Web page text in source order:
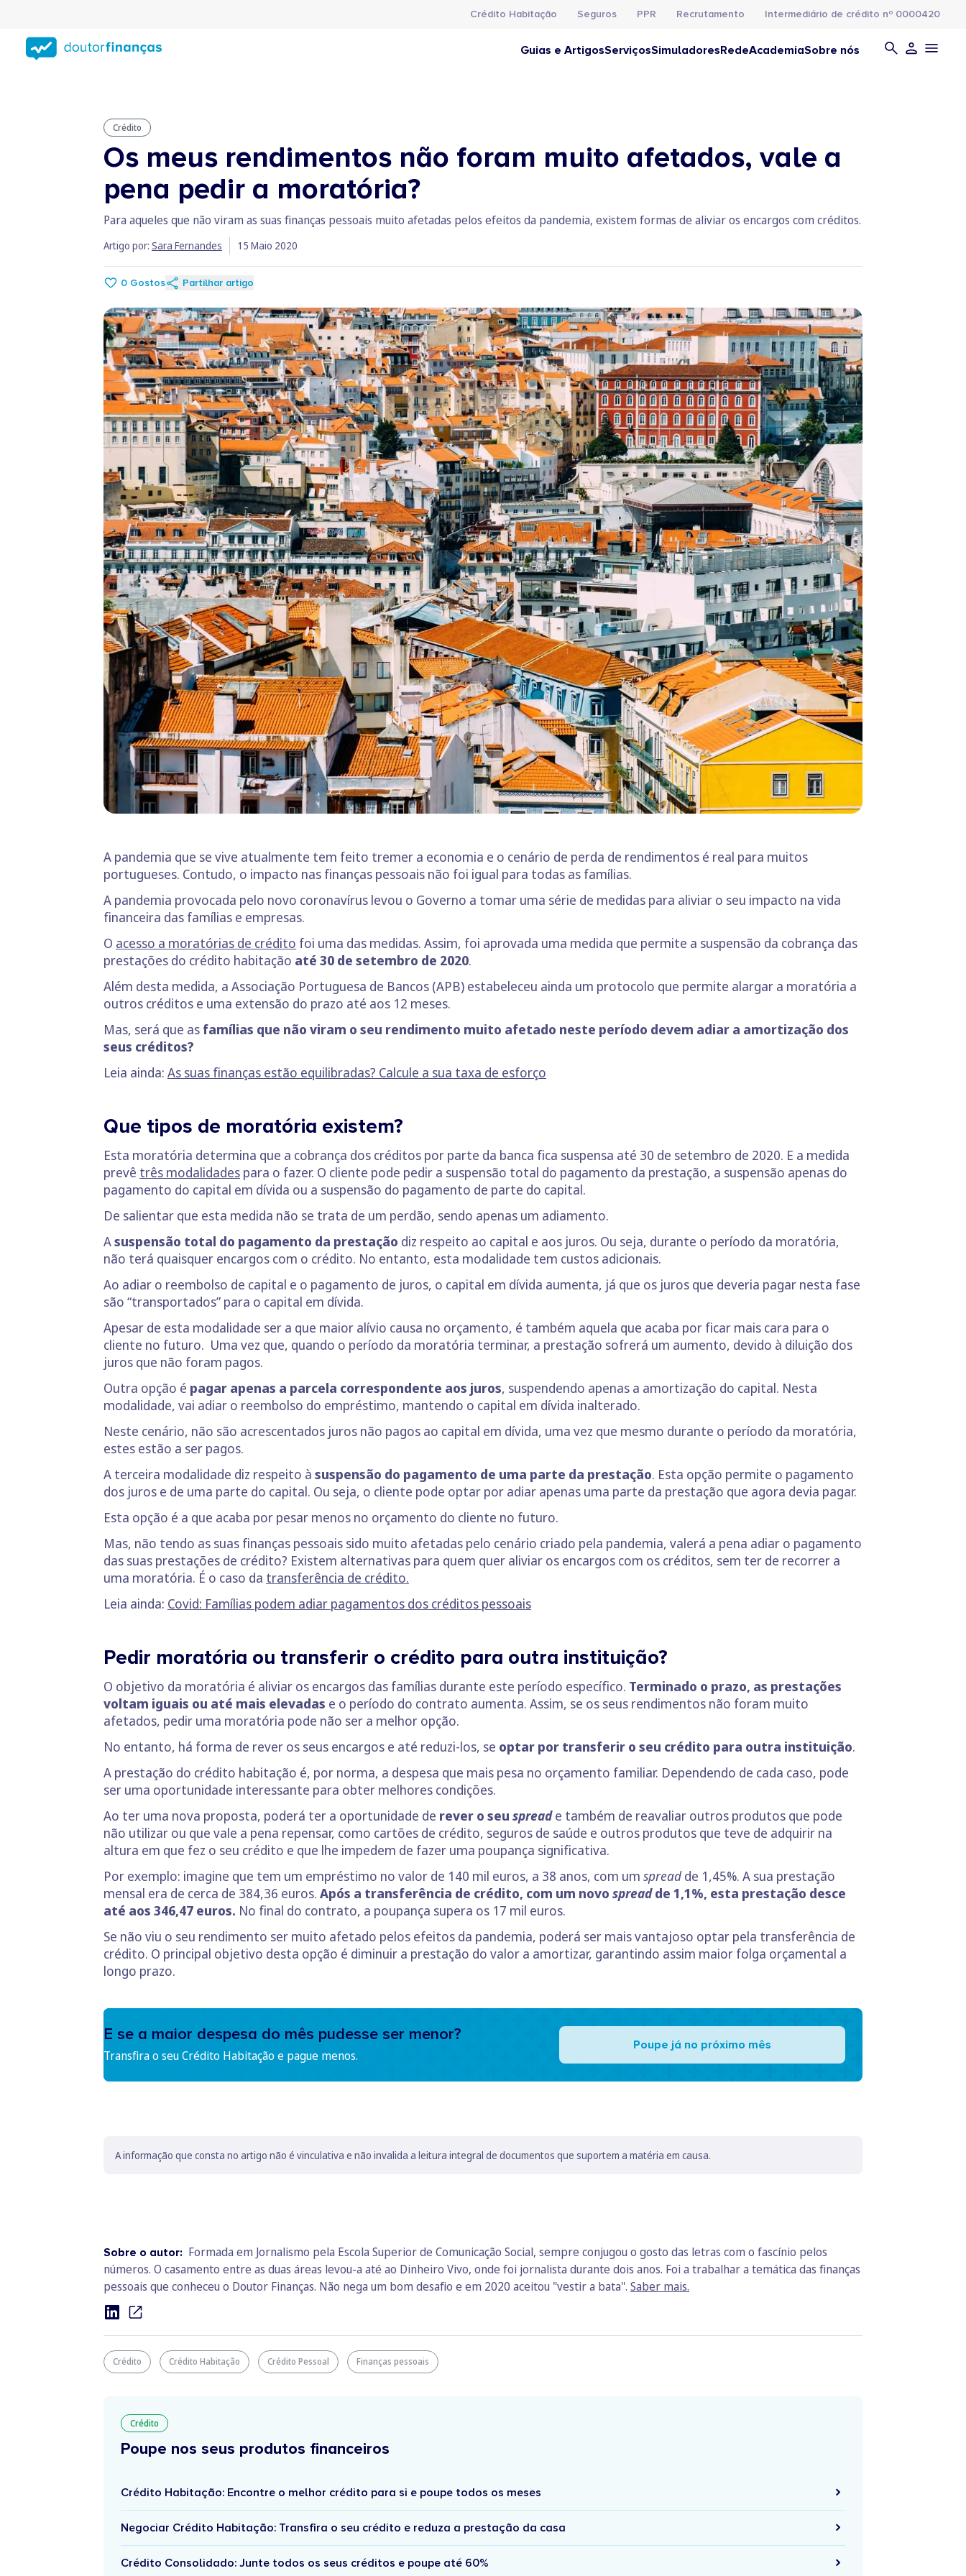
conteúdo
principal
Crédito Habitação Seguros PPR Recrutamento Intermediário de crédito nº 0000420
Guias e ArtigosServiçosSimuladoresRedeAcademiaSobre nós
Crédito
Os meus rendimentos não foram muito afetados, vale a
pena pedir a moratória?
Para aqueles que não viram as suas finanças pessoais muito afetadas pelos efeitos da pandemia, existem formas de aliviar os encargos com créditos.
Artigo por: Sara Fernandes 15 Maio 2020
0 Gostos Partilhar artigo
A pandemia que se vive atualmente tem feito tremer a economia e o cenário de perda de rendimentos é real para muitos
portugueses. Contudo, o impacto nas finanças pessoais não foi igual para todas as famílias.
A pandemia provocada pelo novo coronavírus levou o Governo a tomar uma série de medidas para aliviar o seu impacto na vida
financeira das famílias e empresas.
O acesso a moratórias de crédito foi uma das medidas. Assim, foi aprovada uma medida que permite a suspensão da cobrança das
prestações do crédito habitação até 30 de setembro de 2020.
Além desta medida, a Associação Portuguesa de Bancos (APB) estabeleceu ainda um protocolo que permite alargar a moratória a
outros créditos e uma extensão do prazo até aos 12 meses.
Mas, será que as famílias que não viram o seu rendimento muito afetado neste período devem adiar a amortização dos
seus créditos?
Leia ainda: As suas finanças estão equilibradas? Calcule a sua taxa de esforço
Que tipos de moratória existem?
Esta moratória determina que a cobrança dos créditos por parte da banca fica suspensa até 30 de setembro de 2020. E a medida
prevê três modalidades para o fazer. O cliente pode pedir a suspensão total do pagamento da prestação, a suspensão apenas do
pagamento do capital em dívida ou a suspensão do pagamento de parte do capital.
De salientar que esta medida não se trata de um perdão, sendo apenas um adiamento.
Asuspensão total do pagamento da prestação diz respeito ao capital e aos juros. Ou seja, durante o período da moratória,
não terá quaisquer encargos com o crédito. No entanto, esta modalidade tem custos adicionais.
Ao adiar o reembolso de capital e o pagamento de juros, o capital em dívida aumenta, já que os juros que deveria pagar nesta fase
são “transportados” para o capital em dívida.
Apesar de esta modalidade ser a que maior alívio causa no orçamento, é também aquela que acaba por ficar mais cara para o
cliente no futuro. Uma vez que, quando o período da moratória terminar, a prestação sofrerá um aumento, devido à diluição dos
juros que não foram pagos.
Outra opção é pagar apenas a parcela correspondente aos juros, suspendendo apenas a amortização do capital. Nesta
modalidade, vai adiar o reembolso do empréstimo, mantendo o capital em dívida inalterado.
Neste cenário, não são acrescentados juros não pagos ao capital em dívida, uma vez que mesmo durante o período da moratória,
estes estão a ser pagos.
A terceira modalidade diz respeito à suspensão do pagamento de uma parte da prestação. Esta opção permite o pagamento
dos juros e de uma parte do capital. Ou seja, o cliente pode optar por adiar apenas uma parte da prestação que agora devia pagar.
Esta opção é a que acaba por pesar menos no orçamento do cliente no futuro.
Mas, não tendo as suas finanças pessoais sido muito afetadas pelo cenário criado pela pandemia, valerá a pena adiar o pagamento
das suas prestações de crédito? Existem alternativas para quem quer aliviar os encargos com os créditos, sem ter de recorrer a
uma moratória. É o caso da transferência de crédito.
Leia ainda: Covid: Famílias podem adiar pagamentos dos créditos pessoais
Pedir moratória ou transferir o crédito para outra instituição?
O objetivo da moratória é aliviar os encargos das famílias durante este período específico. Terminado o prazo, as prestações
voltam iguais ou até mais elevadas e o período do contrato aumenta. Assim, se os seus rendimentos não foram muito
afetados, pedir uma moratória pode não ser a melhor opção.
No entanto, há forma de rever os seus encargos e até reduzi-los, se optar por transferir o seu crédito para outra instituição.
A prestação do crédito habitação é, por norma, a despesa que mais pesa no orçamento familiar. Dependendo de cada caso, pode
ser uma oportunidade interessante para obter melhores condições.
Ao ter uma nova proposta, poderá ter a oportunidade de rever o seu spreade também de reavaliar outros produtos que pode
não utilizar ou que vale a pena repensar, como cartões de crédito, seguros de saúde e outros produtos que teve de adquirir na
altura em que fez o seu crédito e que lhe impedem de fazer uma poupança significativa.
Por exemplo: imagine que tem um empréstimo no valor de 140 mil euros, a 38 anos, com um spreadde 1,45%. A sua prestação
mensal era de cerca de 384,36 euros. Após a transferência de crédito, com um novo spreadde 1,1%, esta prestação desce
até aos 346,47 euros. No final do contrato, a poupança supera os 17 mil euros.
Se não viu o seu rendimento ser muito afetado pelos efeitos da pandemia, poderá ser mais vantajoso optar pela transferência de
crédito. O principal objetivo desta opção é diminuir a prestação do valor a amortizar, garantindo assim maior folga orçamental a
longo prazo.
E se a maior despesa do mês pudesse ser menor?
Transfira o seu Crédito Habitação e pague menos.
Poupe já no próximo mês
A informação que consta no artigo não é vinculativa e não invalida a leitura integral de documentos que suportem a matéria em causa.
Sobre o autor: Formada em Jornalismo pela Escola Superior de Comunicação Social, sempre conjugou o gosto das letras com o fascínio pelos
números. O casamento entre as duas áreas levou-a até ao Dinheiro Vivo, onde foi jornalista durante dois anos. Foi a trabalhar a temática das finanças
pessoais que conheceu o Doutor Finanças. Não nega um bom desafio e em 2020 aceitou "vestir a bata". Saber mais.
Crédito Crédito Habitação Crédito Pessoal Finanças pessoais
Crédito
Poupe nos seus produtos financeiros
Crédito Habitação: Encontre o melhor crédito para si e poupe todos os meses
Negociar Crédito Habitação: Transfira o seu crédito e reduza a prestação da casa
Crédito Consolidado: Junte todos os seus créditos e poupe até 60%